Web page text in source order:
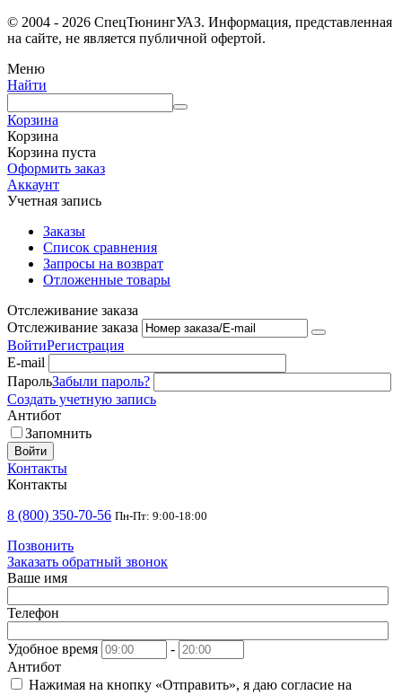
© 2004 - 2026 СпецТюнингУАЗ. Информация, представленная
на сайте, не является публичной офертой.
Меню
Найти
Корзина
Корзина
Корзина пуста
Оформить заказ
Аккаунт
Учетная запись
Заказы
Список сравнения
Запросы на возврат
Отложенные товары
Отслеживание заказа
Отслеживание заказа
ВойтиРегистрация
E-mail
ПарольЗабыли пароль?
Создать учетную запись
Антибот
Запомнить
Войти
Контакты
Контакты
8 (800) 350-70-56 Пн-Пт: 9:00-18:00
Позвонить
Заказать обратный звонок
Ваше имя
Телефон
Удобное время
-
Антибот
Нажимая на кнопку «Отправить», я даю согласие на